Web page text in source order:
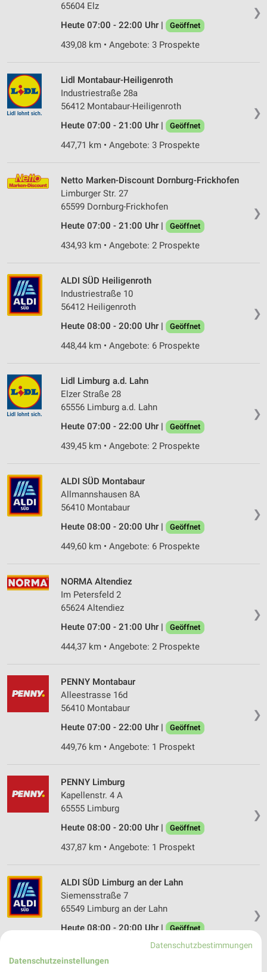
❯
65604 Elz
Heute 07:00 - 22:00 Uhr |
Geöffnet
439,08 km • Angebote: 3 Prospekte
❯
Lidl Montabaur-Heiligenroth
Industriestraße 28a
56412 Montabaur-Heiligenroth
Heute 07:00 - 21:00 Uhr |
Geöffnet
447,71 km • Angebote: 3 Prospekte
❯
Netto Marken-Discount Dornburg-Frickhofen
Limburger Str. 27
65599 Dornburg-Frickhofen
Heute 07:00 - 21:00 Uhr |
Geöffnet
434,93 km • Angebote: 2 Prospekte
❯
ALDI SÜD Heiligenroth
Industriestraße 10
56412 Heiligenroth
Heute 08:00 - 20:00 Uhr |
Geöffnet
448,44 km • Angebote: 6 Prospekte
❯
Lidl Limburg a.d. Lahn
Elzer Straße 28
65556 Limburg a.d. Lahn
Heute 07:00 - 22:00 Uhr |
Geöffnet
439,45 km • Angebote: 2 Prospekte
❯
ALDI SÜD Montabaur
Allmannshausen 8A
56410 Montabaur
Heute 08:00 - 20:00 Uhr |
Geöffnet
449,60 km • Angebote: 6 Prospekte
❯
NORMA Altendiez
Im Petersfeld 2
65624 Altendiez
Heute 07:00 - 21:00 Uhr |
Geöffnet
444,37 km • Angebote: 2 Prospekte
❯
PENNY Montabaur
Alleestrasse 16d
56410 Montabaur
Heute 07:00 - 22:00 Uhr |
Geöffnet
449,76 km • Angebote: 1 Prospekt
❯
PENNY Limburg
Kapellenstr. 4 A
65555 Limburg
Heute 08:00 - 20:00 Uhr |
Geöffnet
437,87 km • Angebote: 1 Prospekt
❯
ALDI SÜD Limburg an der Lahn
Siemensstraße 7
65549 Limburg an der Lahn
Heute 08:00 - 20:00 Uhr | Geöffnet
439,02 km • Angebote: 6 ProspekteDatenschutzbestimmungen
Datenschutzeinstellungen